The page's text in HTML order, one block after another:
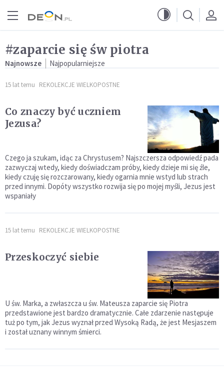
#zaparcie się św piotra
Najnowsze Najpopularniejsze
15 lat temu REKOLEKCJE WIELKOPOSTNE
Co znaczy być uczniem
Jezusa?
Czego ja szukam, idąc za Chrystusem? Najszczersza odpowiedź pada
zazwyczaj wtedy, kiedy doświadczam próby, kiedy dzieje mi się źle,
kiedy czuję się rozczarowany, kiedy ogarnia mnie wstyd lub strach
przed innymi. Dopóty wszystko rozwija się po mojej myśli, Jezus jest
wspaniały
15 lat temu REKOLEKCJE WIELKOPOSTNE
Przeskoczyć siebie
U św. Marka, a zwłaszcza u św. Mateusza zaparcie się Piotra
przedstawione jest bardzo dramatycznie. Całe zdarzenie następuje
tuż po tym, jak Jezus wyznał przed Wysoką Radą, że jest Mesjaszem
i został uznany winnym śmierci.